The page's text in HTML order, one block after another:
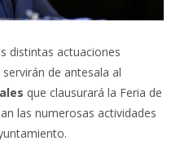
distintas actuaciones
de antesala al
que clausurará la Feria de
las numerosas actividades